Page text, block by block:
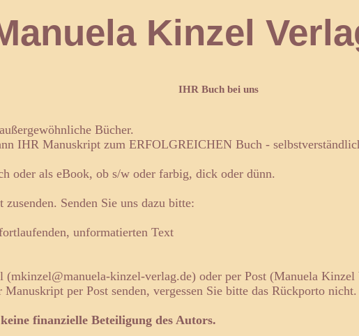
Kinzel
IHR Buch bei uns
Bücher.
IHR Manuskript zum ERFOLGREICHEN Buch -
oder als eBook, ob s/w oder farbig, dick oder dünn.
Senden Sie uns dazu bitte:
unformatierten Text
kinzel-verlag.de) oder per Post (Manuela
per Post senden, vergessen Sie bitte das Rückporto nicht.
finanzielle Beteiligung des Autors.